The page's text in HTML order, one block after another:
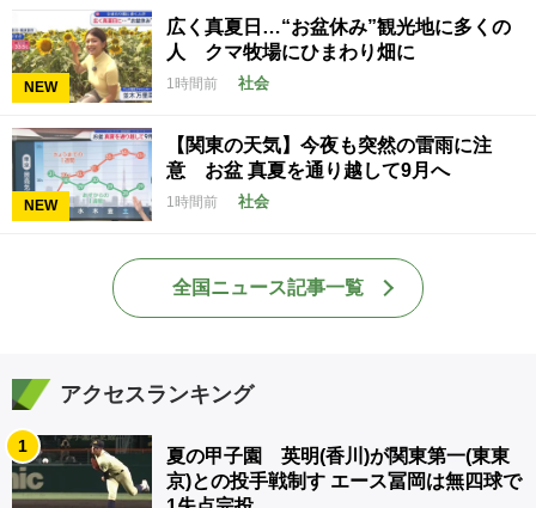
NEW
広く真夏日…“お盆休み”観光地に多くの
人 クマ牧場にひまわり畑に
1時間前 社会
NEW
【関東の天気】今夜も突然の雷雨に注
意 お盆 真夏を通り越して9月へ
1時間前 社会
全国ニュース記事一覧
アクセスランキング
1
夏の甲子園 英明(香川)が関東第一(東東
京)との投手戦制す エース冨岡は無四球で